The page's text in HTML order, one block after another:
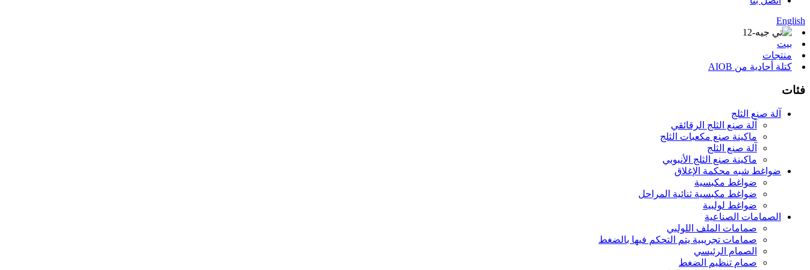
English
بيت
منتجات
كتلة أحادية من AIOB
فئات
آلة صنع الثلج
آلة صنع الثلج الرقائقي
ماكينة صنع مكعبات الثلج
آلة صنع الثلج
ماكينة صنع الثلج الأنبوبي
ضواغط شبه محكمة الإغلاق
ضواغط مكبسية
ضواغط مكبسية ثنائية المراحل
ضواغط لولبية
الصمامات الصناعية
صمامات الملف اللولبي
صمامات تجريبية يتم التحكم فيها بالضغط
الصمام الرئيسي
صمام تنظيم الضغط